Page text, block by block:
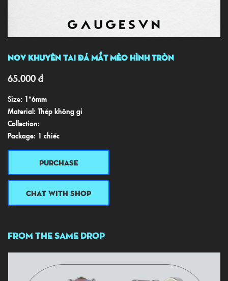
NOV Khuyên Tai Đá Mắt Mèo Hình Tròn
65.000đ
Size: 1*6mm
Material: Thép không gỉ
Collection:
Package: 1 chiếc
PURCHASE
CHAT WITH SHOP
FROM THE SAME DROP